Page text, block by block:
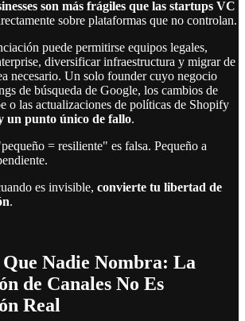
son más frágiles que las startups VC
sobre plataformas que no controlan.
puede permitirse equipos legales,
diversificar infraestructura y migrar de
necesario. Un solo founder cuyo negocio
de búsqueda de Google, los cambios de
o las actualizaciones de políticas de Shopify
un punto único de fallo.
= resiliente" es falsa. Pequeño a
es invisible, convierte tu libertad de
.
Nadie Nombra: La
de Canales No Es
Real